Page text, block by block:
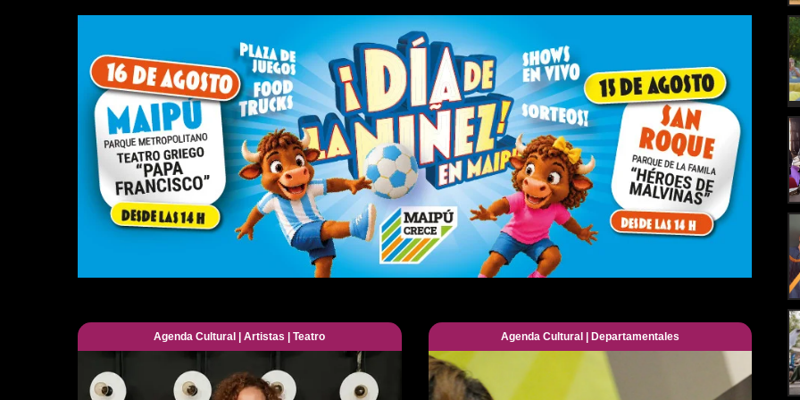
Agenda Cultural |Artistas |Teatro Agenda Cultural| Departamentales